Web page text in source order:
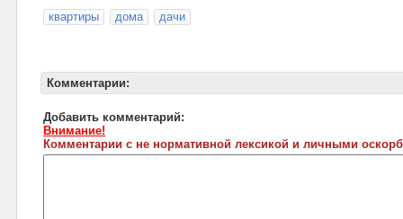
квартиры дома дачи
Комментарии:
Добавить комментарий:
Внимание!
Комментарии с не нормативной лексикой и личными